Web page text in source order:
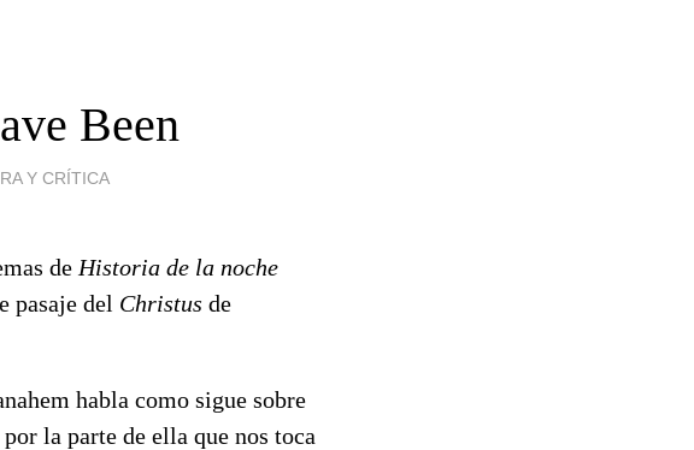
Been
Y CRÍTICA
de Historia de la noche
pasaje del Christus de
habla como sigue sobre
la parte de ella que nos toca